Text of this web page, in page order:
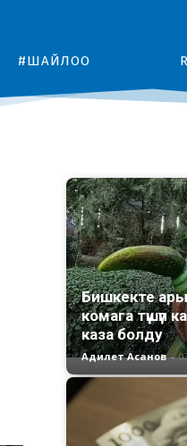
#ШАЙЛОО
Бишкекте
комага түшүп
каза болду
Адилет Асанов -